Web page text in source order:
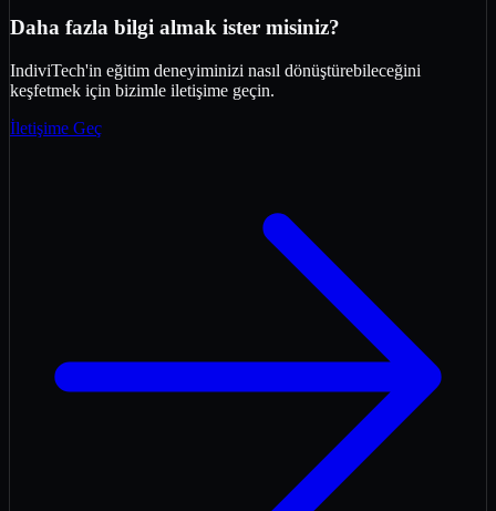
Daha fazla bilgi almak ister misiniz?
IndiviTech'in eğitim deneyiminizi nasıl dönüştürebileceğini
keşfetmek için bizimle iletişime geçin.
İletişime Geç